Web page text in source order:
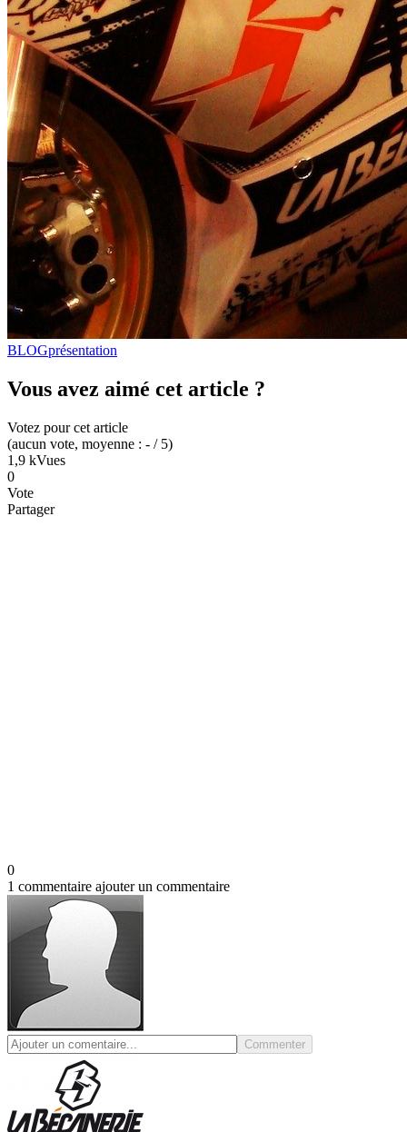
BLOGprésentation
Vous avez aimé cet article ?
Votez pour cet article
(aucun vote, moyenne : - / 5)
1,9 kVues
0
Vote
Partager
0
1 commentaire ajouter un commentaire
Commenter